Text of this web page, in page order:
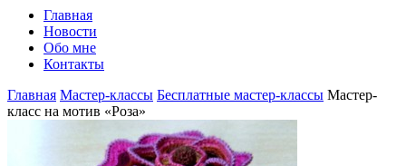
Главная
Новости
Обо мне
Контакты
Главная Мастер-классы Бесплатные мастер-классы Мастер-
класс на мотив «Роза»